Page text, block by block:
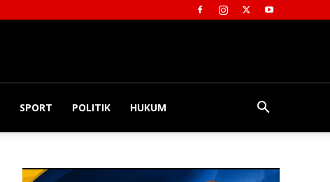
SPORT POLITIK HUKUM